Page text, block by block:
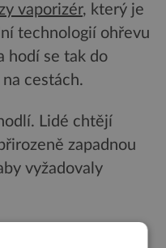
vaporizér, který je
technologií ohřevu
hodí se tak do
cestách.
Lidé chtějí
zapadnou
vyžadovaly
lepší zdraví